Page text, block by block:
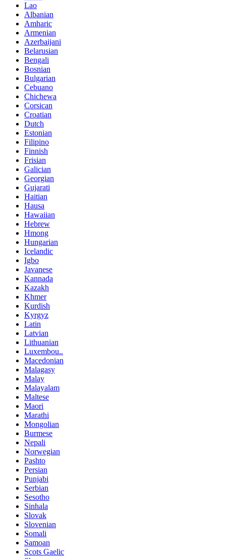
Lao
Albanian
Amharic
Armenian
Azerbaijani
Belarusian
Bengali
Bosnian
Bulgarian
Cebuano
Chichewa
Corsican
Croatian
Dutch
Estonian
Filipino
Finnish
Frisian
Galician
Georgian
Gujarati
Haitian
Hausa
Hawaiian
Hebrew
Hmong
Hungarian
Icelandic
Igbo
Javanese
Kannada
Kazakh
Khmer
Kurdish
Kyrgyz
Latin
Latvian
Lithuanian
Luxembou..
Macedonian
Malagasy
Malay
Malayalam
Maltese
Maori
Marathi
Mongolian
Burmese
Nepali
Norwegian
Pashto
Persian
Punjabi
Serbian
Sesotho
Sinhala
Slovak
Slovenian
Somali
Samoan
Scots Gaelic